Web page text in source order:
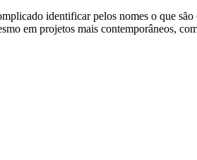
identificar pelos nomes o que
em projetos mais